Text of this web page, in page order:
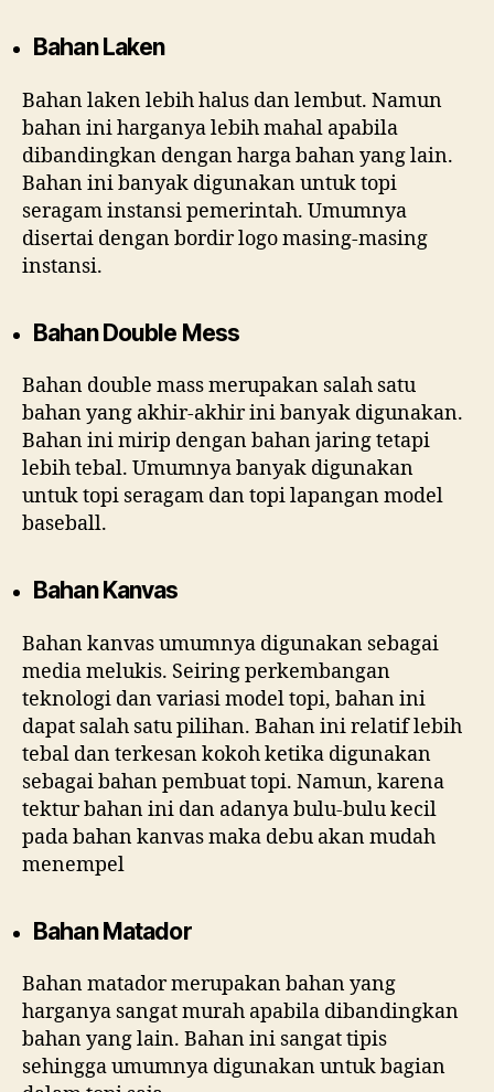
Bahan Laken
Bahan laken lebih halus dan lembut. Namun
bahan ini harganya lebih mahal apabila
dibandingkan dengan harga bahan yang lain.
Bahan ini banyak digunakan untuk topi
seragam instansi pemerintah. Umumnya
disertai dengan bordir logo masing-masing
instansi.
Bahan Double Mess
Bahan double mass merupakan salah satu
bahan yang akhir-akhir ini banyak digunakan.
Bahan ini mirip dengan bahan jaring tetapi
lebih tebal. Umumnya banyak digunakan
untuk topi seragam dan topi lapangan model
baseball.
Bahan Kanvas
Bahan kanvas umumnya digunakan sebagai
media melukis. Seiring perkembangan
teknologi dan variasi model topi, bahan ini
dapat salah satu pilihan. Bahan ini relatif lebih
tebal dan terkesan kokoh ketika digunakan
sebagai bahan pembuat topi. Namun, karena
tektur bahan ini dan adanya bulu-bulu kecil
pada bahan kanvas maka debu akan mudah
menempel
Bahan Matador
Bahan matador merupakan bahan yang
harganya sangat murah apabila dibandingkan
bahan yang lain. Bahan ini sangat tipis
sehingga umumnya digunakan untuk bagian